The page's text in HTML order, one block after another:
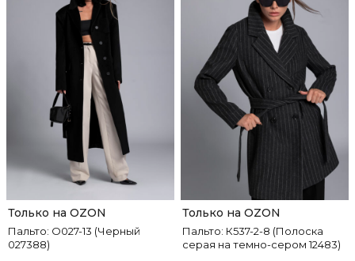
Пальто: О027-13 (Черный
027388)
Только на OZON
Пальто: К537-2-8 (Полоска
серая на темно-сером 12483)
Только на OZON